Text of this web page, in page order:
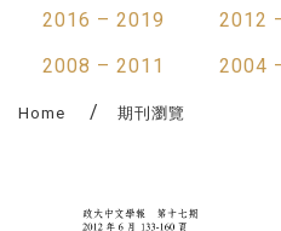
2016 – 2019
2012
2008 – 2011
2004
Home 期刊瀏覽